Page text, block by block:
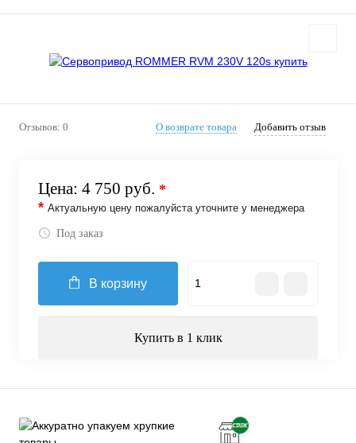
Отзывов: 0 О возврате товара Добавить отзыв
Цена: 4 750 руб. *
* Актуальную цену пожалуйста уточните у менеджера
Под заказ
В корзину
Купить в 1 клик